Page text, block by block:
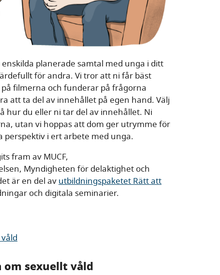
planerade samtal med unga i ditt
för andra. Vi tror att ni får bäst
filmerna och funderar på frågorna
att ta del av innehållet på egen hand. Välj
hur du eller ni tar del av innehållet. Ni
utan vi hoppas att dom ger utrymme för
i ert arbete med unga.
fram av MUCF,
Myndigheten för delaktighet och
är en del avutbildningspaketet Rätt att
och digitala seminarier.
sexuellt våld